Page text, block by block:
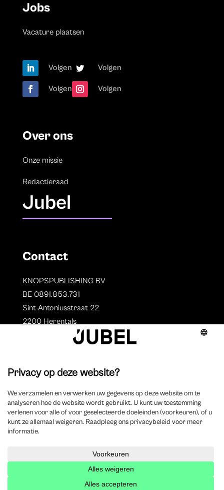
Jobs
Vacature plaatsen
Volgen Volgen
Volgen Volgen
Over ons
Onze missie
Redactieraad
Jubel
Contact
KNOPSPUBLISHING BV
BE 0891.853.731
Sint-Antoniusstraat 22
2200 Herentals
Auteurs
Overzicht auteurs
Auteur worden?
2025 Jubel – Webdesign byWisemen
Cookieverklaring–Disclaimer–